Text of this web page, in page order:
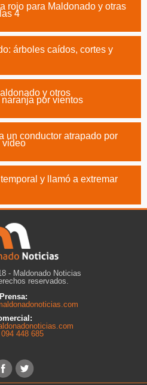
rojo para Maldonado y otras
4
árboles caídos, cortes y
y otros
por vientos
un conductor atrapado por
y llamó a extremar
- Maldonado Noticias
reservados.
Prensa:
094 448 685